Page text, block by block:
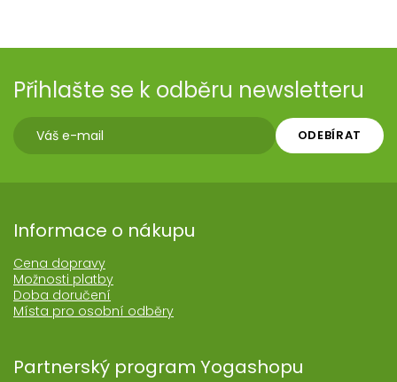
Přihlašte se k odběru newsletteru
ODEBÍRAT
Informace o nákupu
Cena dopravy
Možnosti platby
Doba doručení
Místa pro osobní odběry
Partnerský program Yogashopu